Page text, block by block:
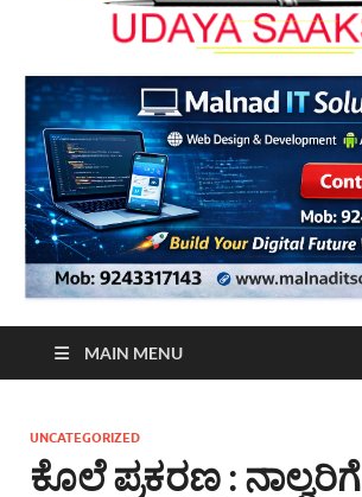
MAIN MENU
UNCATEGORIZED
ಕೊಲೆ ಪ್ರಕರಣ : ನಾಲ್ವರಿಗೆ